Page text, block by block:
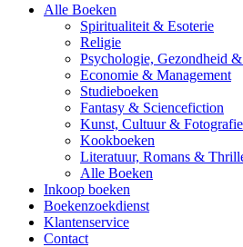
Alle Boeken
Spiritualiteit & Esoterie
Religie
Psychologie, Gezondheid
Economie & Management
Studieboeken
Fantasy & Sciencefiction
Kunst, Cultuur & Fotografie
Kookboeken
Literatuur, Romans &
Alle Boeken
Inkoop boeken
Boekenzoekdienst
Klantenservice
Contact